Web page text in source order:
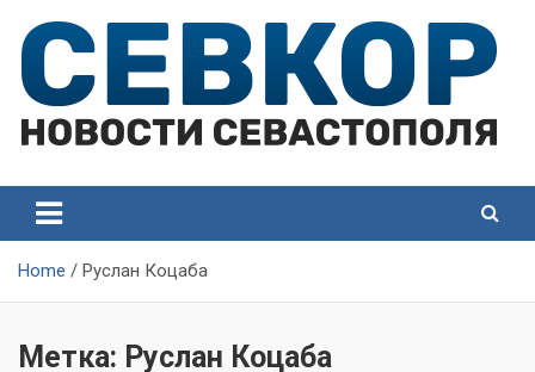
content
Севастополя
Севастополя
Home Руслан Коцаба
Метка: Руслан Коцаба